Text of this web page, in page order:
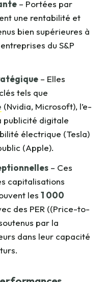
– Portées par
une rentabilité et
bien supérieures à
du S&P
– Elles
tels que
(Nvidia, Microsoft), l’e-
publicité digitale
électrique (Tesla)
(Apple).
– Ces
capitalisations
les 1 000
des PER ((Price-to-
par la
dans leur capacité